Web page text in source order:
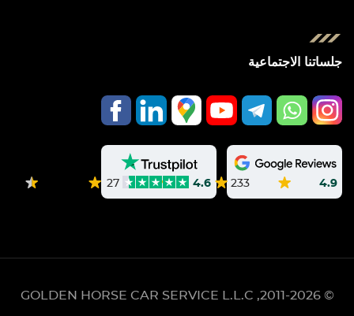
جلساتنا الاجتماعية
4.9
233
4.6
27
© 2011-2026,
GOLDEN HORSE CAR SERVICE L.L.C